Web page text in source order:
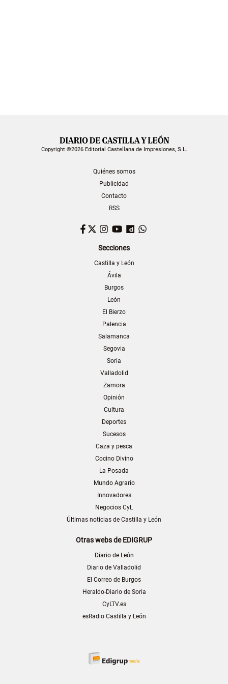
Copyright ©2026 Editorial Castellana de Impresiones, S.L.
Quiénes somos
Publicidad
Contacto
RSS
Facebook
TwitterInstagram
YouTubeDailymotion
Secciones
Castilla y León
Ávila
Burgos
León
El Bierzo
Palencia
Salamanca
Segovia
Soria
Valladolid
Zamora
Opinión
Cultura
Deportes
Sucesos
Caza y pesca
Cocino Divino
La Posada
Mundo Agrario
Innovadores
Negocios CyL
Últimas noticias de Castilla y León
Otras webs de EDIGRUP
Diario de León
Diario de Valladolid
El Correo de Burgos
Heraldo-Diario de Soria
CyLTV.es
esRadio Castilla y León